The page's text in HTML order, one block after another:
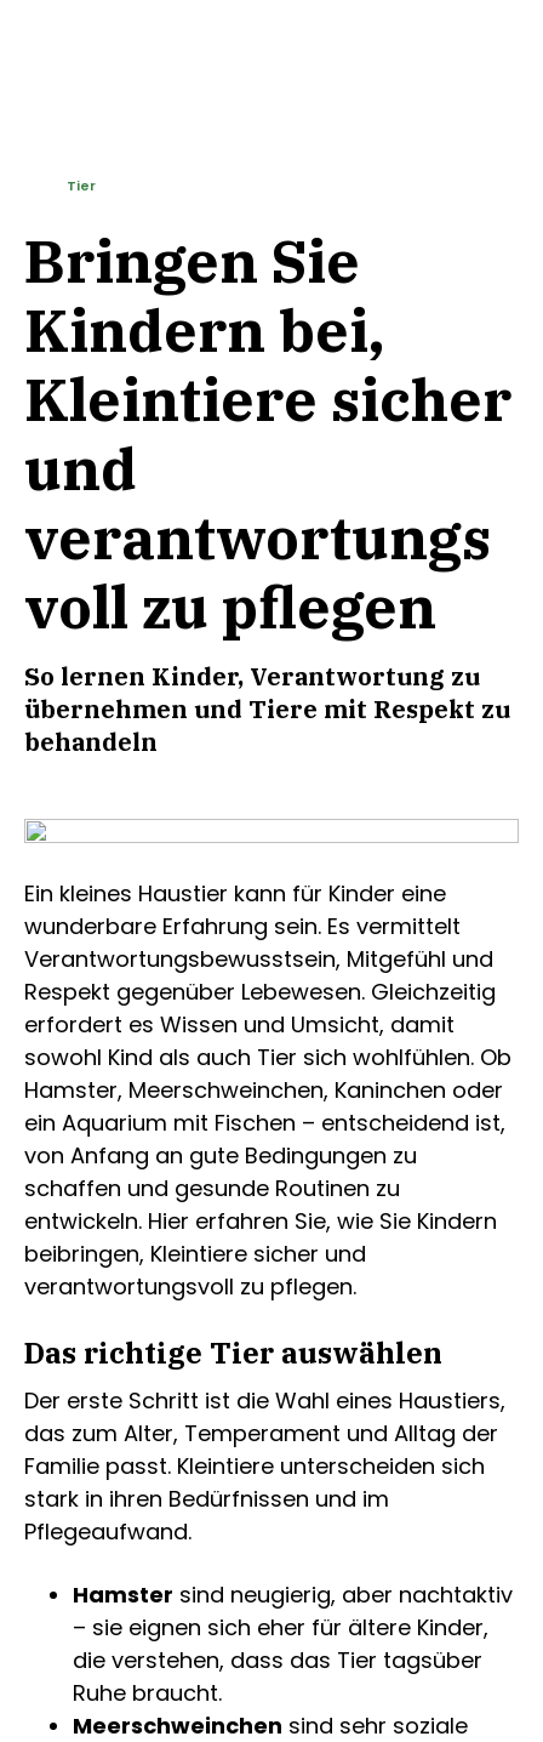
Bringen Sie
Kindern bei,
Kleintiere sicher
und
verantwortungs
voll zu pflegen
So lernen Kinder, Verantwortung zu
übernehmen und Tiere mit Respekt zu
behandeln
Tier
Ein kleines Haustier kann für Kinder eine
wunderbare Erfahrung sein. Es vermittelt
Verantwortungsbewusstsein, Mitgefühl und
Respekt gegenüber Lebewesen. Gleichzeitig
erfordert es Wissen und Umsicht, damit
sowohl Kind als auch Tier sich wohlfühlen. Ob
Hamster, Meerschweinchen, Kaninchen oder
ein Aquarium mit Fischen – entscheidend ist,
von Anfang an gute Bedingungen zu
schaffen und gesunde Routinen zu
entwickeln. Hier erfahren Sie, wie Sie Kindern
beibringen, Kleintiere sicher und
verantwortungsvoll zu pflegen.
Das richtige Tier auswählen
Der erste Schritt ist die Wahl eines Haustiers,
das zum Alter, Temperament und Alltag der
Familie passt. Kleintiere unterscheiden sich
stark in ihren Bedürfnissen und im
Pflegeaufwand.
Hamster sind neugierig, aber nachtaktiv
– sie eignen sich eher für ältere Kinder,
die verstehen, dass das Tier tagsüber
Ruhe braucht.
Meerschweinchen sind sehr soziale